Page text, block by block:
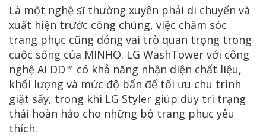
Là một nghệ sĩ thường xuyên phải di chuyển và
xuất hiện trước công chúng, việc chăm sóc
trang phục cũng đóng vai trò quan trọng trong
cuộc sống của MINHO. LG WashTower với công
nghệ AI DD™ có khả năng nhận diện chất liệu,
khối lượng và mức độ bẩn để tối ưu chu trình
giặt sấy, trong khi LG Styler giúp duy trì trạng
thái hoàn hảo cho những bộ trang phục yêu
thích.